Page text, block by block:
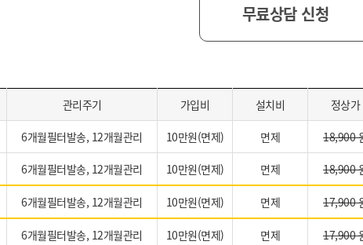
무료상담 신청
관리주기 가입비 설치비 정상가
6개월필터발송, 12개월관리 10만원(면제) 면제 18,900
6개월필터발송, 12개월관리 10만원(면제) 면제 18,900
6개월필터발송, 12개월관리 10만원(면제) 면제 17,900
6개월필터발송, 12개월관리 10만원(면제) 면제 17,900